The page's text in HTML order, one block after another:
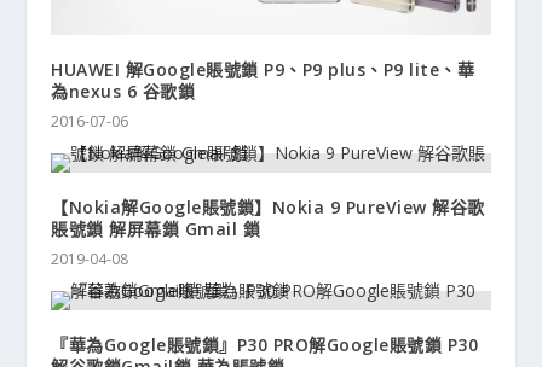
HUAWEI 解Google賬號鎖 P9、P9 plus、P9 lite、華
為nexus 6 谷歌鎖
2016-07-06
【Nokia解Google賬號鎖】Nokia 9 PureView 解谷歌
賬號鎖 解屏幕鎖 Gmail 鎖
2019-04-08
『華為Google賬號鎖』P30 PRO解Google賬號鎖 P30